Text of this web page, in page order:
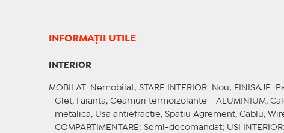
INFORMAŢII UTILE
INTERIOR
MOBILAT : Nemobilat; STARE INTERIOR: Nou; FINISAJE :
Glet, Faianta, Geamuri termoizolante - ALUMINIUM,
metalica, Usa antiefractie, Spatiu Agrement, Cablu,
COMPARTIMENTARE : Semi-decomandat; USI INTERIOR